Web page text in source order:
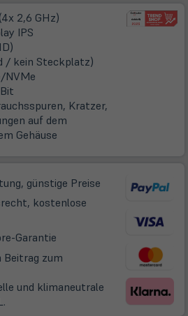
Tab)
2,6 GHz)
IPS
/ kein Steckplatz)
NVMe
Kratzer,
auf dem
Gehäuse
günstige Preise
kostenlose
Garantie
neuem
Beitrag zum
und klimaneutrale